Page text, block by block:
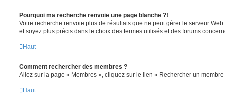
Pourquoi ma recherche renvoie une page blanche ?!
Votre recherche renvoie plus de résultats que ne peut gérer le serveur
et soyez plus précis dans le choix des termes utilisés et des forums
Haut
Comment rechercher des membres ?
Allez sur la page « Membres », cliquez sur le lien « Rechercher un membre
Haut